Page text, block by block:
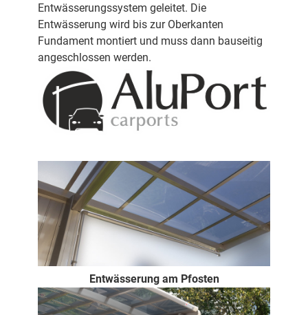
Entwässerungssystem geleitet. Die
Entwässerung wird bis zur Oberkanten
Fundament montiert und muss dann bauseitig
angeschlossen werden.
Entwässerung am Pfosten